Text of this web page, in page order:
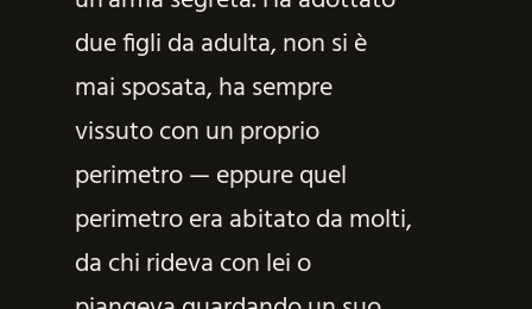
due figli da adulta, non si è
mai sposata, ha sempre
vissuto con un proprio
perimetro — eppure quel
perimetro era abitato da molti,
da chi rideva con lei o